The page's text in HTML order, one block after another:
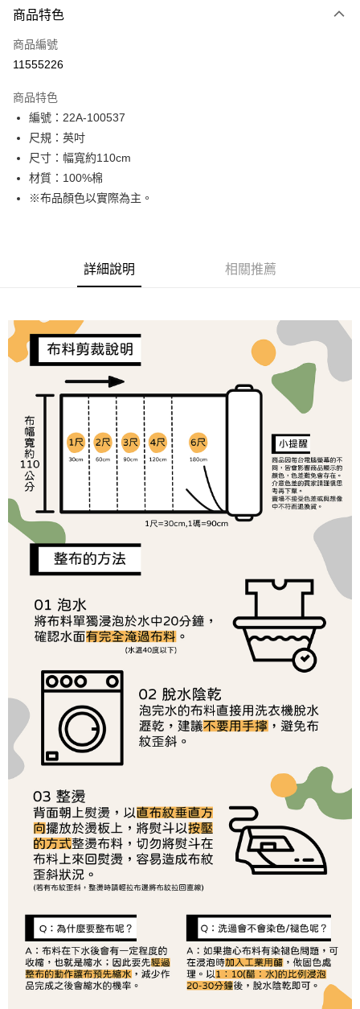
信用卡一次付款
超商取貨付款
Apple Pay
街口支付
Google Pay
大哥付你分期
2.付款方式選擇「大哥付你分期」，訂單成立後會自動跳轉到大哥付的交易
流程，驗證手機門號後，選擇欲分期的期數、繳款截止日，確認付款後即完
4.訂單成立30分鐘內，如未前往確認交易或遇審核未通過，訂單將自動取
消。如遇「轉專審核」未通過狀況，表示未達大哥付你分期系統評分，恕無
法說明評估內容。
1.分期款項不併入電信帳單，「大哥付你分期」於每月結算日後寄送繳費提
醒簡訊。
2.透過簡訊連結打開帳單後，可選擇「超商條碼／台灣大直營門市／銀行轉
帳／街口支付／iPASS MONEY」等通路繳費。
【注意事項】
1.本服務係由「台灣大哥大股份有限公司」（以下簡稱本公司）所提供，讓
用戶於交易時，得透過本服務購買商品或服務，並由商店將買賣／分期付款
買賣價金債權讓與本公司後，依約使用本公司帳單繳交帳款。
2.基於同意付款使用「大哥付你分期」之契約關係目的，商店將以您的個人
資料（包含姓名、電話或地址）提供予台灣大哥大進項蒐集、處理及利用，
由本公司與您本人進行分期帳單所需資料之確認、核對及更正。
3.完整用戶服務條款，請詳閱以下連結：
【關於「AFTEE先享後付」】
便利好安心！
１．簡單：不需註冊會員、不需綁卡、不需儲值。
２．便利：只要手機號碼，簡訊認證，即可結帳。
３．安心：先確認商品／服務後，再付款。
【「AFTEE先享後付」結帳流程】
１．於結帳方式選擇「AFTEE先享後付」後，將跳轉至「AFTEE先享後付」
結帳頁面，進行簡訊認證並確認金額後，即可完成結帳。
２．訂單成立數日內，您將收到繳費通知簡訊。
３．收到繳費通知簡訊後14天內，點擊此簡訊中的連結，可透過四大超商／
ATM／網路銀行／等多元方式進行付款，方視為交易完成。
※ 請注意：結帳手續完成當下不需立刻繳費，但若您需要取消訂單，請聯絡
購買商品的店家。未經商家同意取消之訂單仍視為有效，需透過AFTEE先享
後付繳納相關費用。
※ 交易是否成功請以「AFTEE先享後付 」之結帳頁面顯示為準，若有關於
是否繳費成功／繳費後需取消欲退款等相關疑問，請聯繫「AFTEE先享後付
客戶支援中心」https://netprotections.freshdesk.com/support/home
１．透過由恩沛科技股份有限公司提供之「AFTEE先享後付」服務完成之交
易，需依本服務之必要範圍內提供個人資料，並將交易相關給付款項請求債
權轉讓予恩沛科技股份有限公司。
２．關於個人資料處理事宜，請瀏覽以下網址：
https://aftee.tw/terms/#terms3
３．未成年的使用者請事先徵得法定代理人或監護人之同意方可使用
「AFTEE先享後付」，若未經同意申辦者引起之損失，本公司不負相關責
４．使用「AFTEE先享後付」時，將依據個別帳號之用戶狀況，依本公司即
時審查核予不同之上限額度；若仍有額度不足之情形，本公司將視審查結果
請求用戶進行身份認證。
５．嚴禁一人註冊多個帳號或使用他人資訊註冊。若發現惡意使用之情形，
恩沛科技股份有限公司將有權停止該用戶之使用額度並採取法律行動。
運送方式
全家取貨付款
每筆NT$65，滿NT$1,500(含以上)免運費
7-11取貨付款
每筆NT$65，滿NT$1,500(含以上)免運費
宅配
每筆NT$150，滿NT$1,500(含以上)免運費
離島宅配
每筆NT$240
商品特色
商品編號
11555226
商品特色
編號：22A-100537
尺規：英吋
尺寸：幅寬約110cm
材質：100%棉
※布品顏色以實際為主。
詳細說明 相關推薦